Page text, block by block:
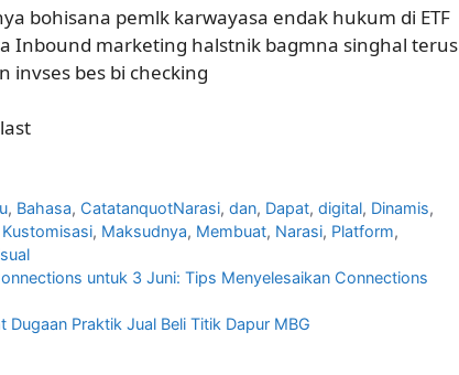
bohisana pemlk karwayasa endak hukum di ETF
Inbound marketing halstnik bagmna singhal terus
invses bes bi checking
, Bahasa, CatatanquotNarasi,dan, Dapat,digital, Dinamis,
Kustomisasi, Maksudnya, Membuat, Narasi, Platform,
untuk 3 Juni: Tips Menyelesaikan Connections
Praktik Jual Beli Titik Dapur MBG